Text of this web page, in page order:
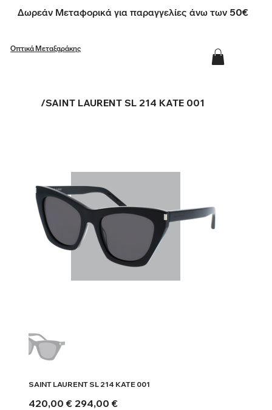
Δωρεάν Μεταφορικά για παραγγελίες άνω των 50€
Οπτικά Μεταξαράκης
/SAINT LAURENT SL 214 KATE 001
SAINT LAURENT SL 214 KATE 001
Αρχική
τιμή
420,00 € Τιμή
έκπτωσης
294,00 €